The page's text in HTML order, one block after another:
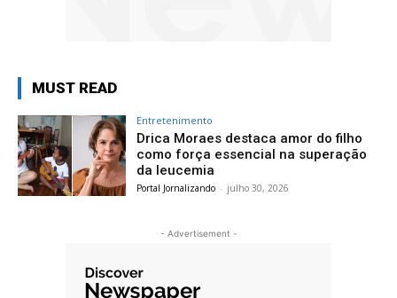
MUST READ
Entretenimento
Drica Moraes destaca amor do filho
como força essencial na superação
da leucemia
Portal Jornalizando - julho 30, 2026
- Advertisement -